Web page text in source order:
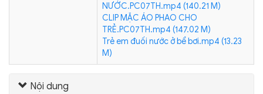
NƯỚC.PC07TH.mp4 (140.21 M)
CLIP MẶC ÁO PHAO CHO
TRẺ.PC07TH.mp4 (147.02 M)
Trẻ em đuối nước ở bể bơi.mp4 (13.23
M)
Nội dung